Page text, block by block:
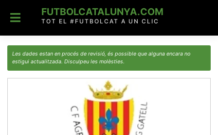
content
FUTBOLCATALUNYA.COM
TOT EL #FUTBOLCAT A UN CLIC
Les dades estan en procés de revisió, és possible que alguna encara no
estigui actualitzada. Disculpeu les molèsties.